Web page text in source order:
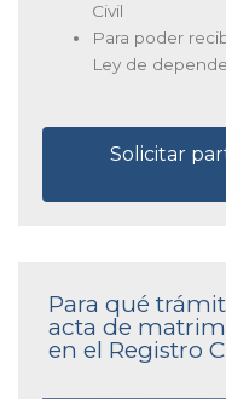
Civil
Para poder
Ley de
Solicitar
Para qué
acta de
en el Registro